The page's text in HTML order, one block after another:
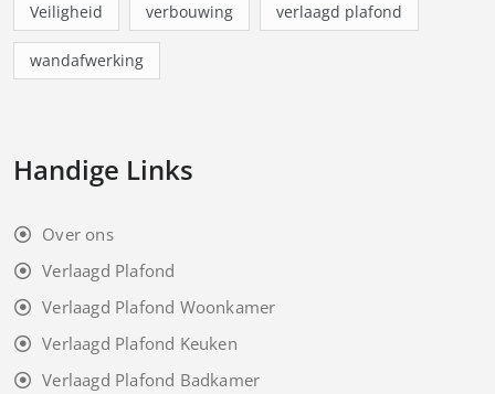
Veiligheid verbouwing verlaagd plafond
wandafwerking
Handige Links
Over ons
Verlaagd Plafond
Verlaagd Plafond Woonkamer
Verlaagd Plafond Keuken
Verlaagd Plafond Badkamer